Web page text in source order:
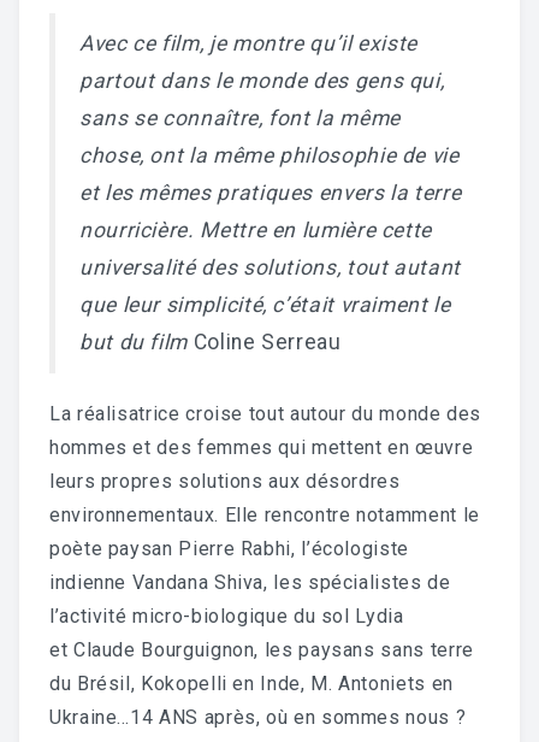
Avec ce film, je montre qu’il existe
partout dans le monde des gens qui,
sans se connaître, font la même
chose, ont la même philosophie de vie
et les mêmes pratiques envers la terre
nourricière. Mettre en lumière cette
universalité des solutions, tout autant
que leur simplicité, c’était vraiment le
but du film Coline Serreau
La réalisatrice croise tout autour du monde des
hommes et des femmes qui mettent en œuvre
leurs propres solutions aux désordres
environnementaux. Elle rencontre notamment le
poète paysan Pierre Rabhi, l’écologiste
indienne Vandana Shiva, les spécialistes de
l’activité micro-biologique du sol Lydia
et Claude Bourguignon, les paysans sans terre
du Brésil , Kokopelli en Inde, M. Antoniets en
Ukraine…14 ANS après, où en sommes nous ?